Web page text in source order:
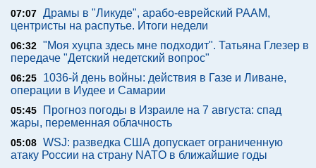
07:07 Драмы в "Ликуде", арабо-еврейский РААМ,
центристы на распутье. Итоги недели
06:32 "Моя хуцпа здесь мне подходит". Татьяна Глезер в
передаче "Детский недетский вопрос"
06:25
1036-й день войны: действия в Газе и Ливане,
операции в Иудее и Самарии
05:45
Прогноз погоды в Израиле на 7 августа: спад
жары, переменная облачность
05:08 WSJ: разведка США допускает ограниченную
атаку России на страну NATO в ближайшие годы